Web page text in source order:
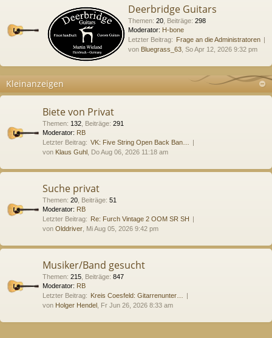
Deerbridge Guitars
Themen: 20 Beiträge: 298
Moderator: H-bone
Letzter Beitrag: Frage an die Administratoren
von Bluegrass_63 , So Apr 12, 2026 9:32 pm
Kleinanzeigen
Biete von Privat
Themen: 132 Beiträge: 291
Moderator: RB
Letzter Beitrag: VK: Five String Open Back Ban…
von Klaus Guhl , Do Aug 06, 2026 11:18 am
Suche privat
Themen: 20 Beiträge: 51
Moderator: RB
Letzter Beitrag: Re: Furch Vintage 2 OOM SR SH
von Olddriver , Mi Aug 05, 2026 9:42 pm
Musiker/Band gesucht
Themen: 215 Beiträge: 847
Moderator: RB
Letzter Beitrag: Kreis Coesfeld: Gitarrenunter…
von Holger Hendel , Fr Jun 26, 2026 8:33 am